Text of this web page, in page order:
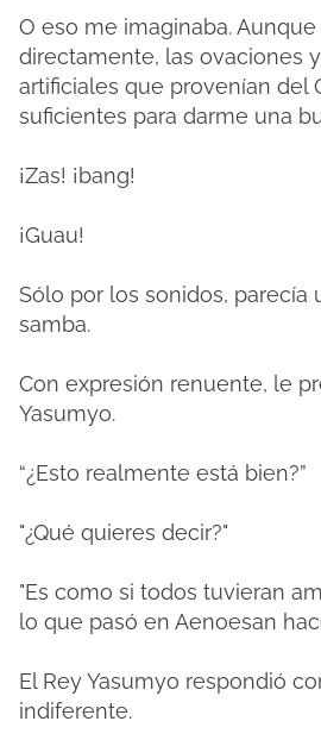
O eso me imaginaba.
directamente, las ovaciones
artificiales que provenían del
suficientes para darme una
¡Zas! ¡bang!
¡Guau!
Sólo por los sonidos, parecía
samba.
Con expresión renuente, le
Yasumyo.
“¿Esto realmente está bien?”
"¿Qué quieres decir?"
"Es como si todos tuvieran
lo que pasó en Aenoesan
El Rey Yasumyo respondió
indiferente.